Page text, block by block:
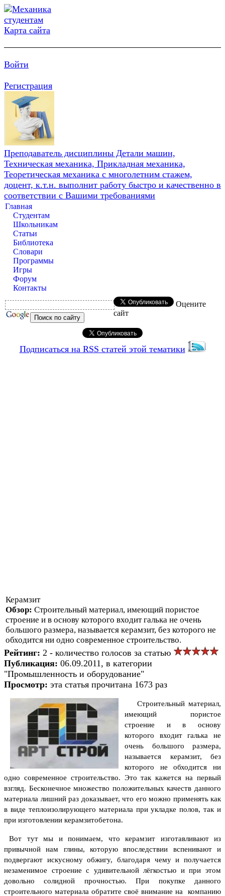
Карта сайта
Войти
Регистрация
Преподаватель дисциплины Детали машин,
Техническая механика, Прикладная механика,
Теоретическая механика с многолетним стажем,
доцент, к.т.н. выполнит работу быстро и качественно в
соответствии с Вашими требованиями
Главная
Студентам
Школьникам
Статьи
Библиотека
Словари
Программы
Игры
Форум
Контакты
Оцените
сайт
Подписаться на RSS статей этой тематики
Керамзит
Обзор: Строительный материал, имеющий пористое
строение и в основу которого входит галька не очень
большого размера, называется керамзит, без которого не
обходится ни одно современное строительство.
Рейтинг: 2 - количество голосов за статью
Публикация: 06.09.2011, в категории
"Промышленность и оборудование"
Просмотр: эта статья прочитана 1673 раз
Строительный материал,
имеющий пористое
строение и в основу
которого входит галька не
очень большого размера,
называется керамзит, без
которого не обходится ни
одно современное строительство. Это так кажется на первый
взгляд. Бесконечное множество положительных качеств данного
материала лишний раз доказывает, что его можно применять как
в виде теплоизолирующего материала при укладке полов, так и
при изготовлении керамзитобетона.
Вот тут мы и понимаем, что керамзит изготавливают из
привычной нам глины, которую впоследствии вспенивают и
подвергают искусному обжигу, благодаря чему и получается
незаменимое строение с удивительной лёгкостью и при этом
довольно солидной прочностью. При покупке данного
строительного материала обратите своё внимание на компанию